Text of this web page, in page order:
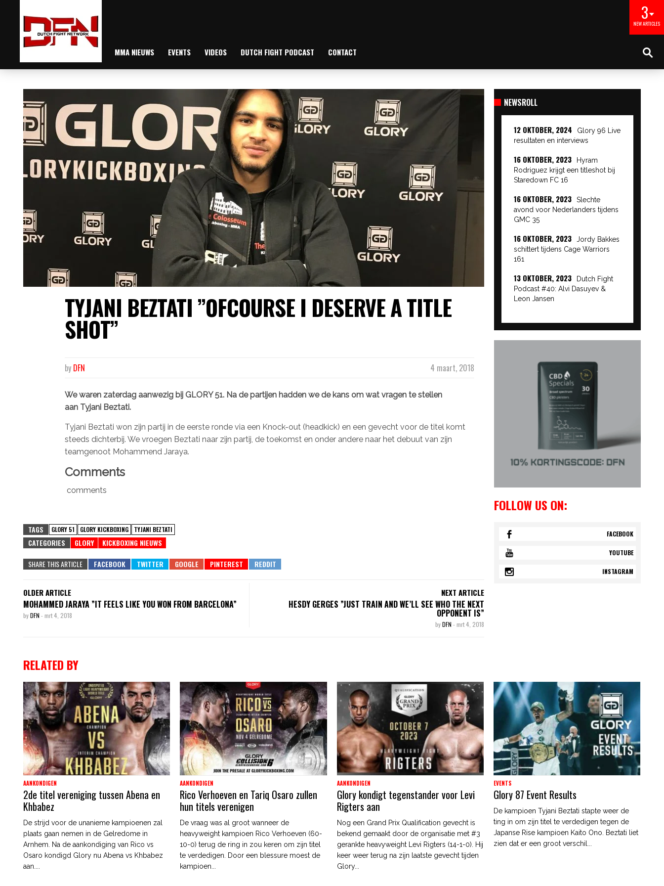
3
NEW ARTICLES
MMA NIEUWS EVENTS VIDEOS DUTCH FIGHT PODCAST CONTACT
TYJANI BEZTATI ”OFCOURSE I DESERVE A TITLE
SHOT”
4 maart, 2018
by DFN
We waren zaterdag aanwezig bij GLORY 51. Na de partijen hadden we de kans om wat vragen te stellen
aan Tyjani Beztati.
Tyjani Beztati won zijn partij in de eerste ronde via een Knock-out (headkick) en een gevecht voor de titel komt
steeds dichterbij. We vroegen Beztati naar zijn partij, de toekomst en onder andere naar het debuut van zijn
teamgenoot Mohammend Jaraya.
Comments
comments
TAGS GLORY 51 GLORY KICKBOXING TYJANI BEZTATI
CATEGORIES GLORY KICKBOXING NIEUWS
SHARE THIS ARTICLE
OLDER ARTICLE
MOHAMMED JARAYA ”IT FEELS LIKE YOU WON FROM BARCELONA”
byDFN - mrt 4, 2018
NEXT ARTICLE
HESDY GERGES ”JUST TRAIN AND WE’LL SEE WHO THE NEXT
OPPONENT IS”
byDFN - mrt 4, 2018
NEWSROLL
12 OKTOBER, 2024
Glory 96 Live
resultaten en interviews
16 OKTOBER, 2023
Hyram
Rodriguez krijgt een titleshot bij
Staredown FC 16
16 OKTOBER, 2023
Slechte
avond voor Nederlanders tijdens
GMC 35
16 OKTOBER, 2023
Jordy Bakkes
schittert tijdens Cage Warriors
161
13 OKTOBER, 2023
Dutch Fight
Podcast #40: Alvi Dasuyev &
Leon Jansen
FOLLOW US ON:
FACEBOOK
YOUTUBE
INSTAGRAM
RELATED BY
AANKONDIGEN
2de titel vereniging tussen Abena en
Khbabez
De strijd voor de unanieme kampioenen zal
plaats gaan nemen in de Gelredome in
Arnhem. Na de aankondiging van Rico vs
Osaro kondigd Glory nu Abena vs Khbabez
aan....
AANKONDIGEN
Rico Verhoeven en Tariq Osaro zullen
hun titels verenigen
De vraag was al groot wanneer de
heavyweight kampioen Rico Verhoeven (60-
10-0) terug de ring in zou keren om zijn titel
te verdedigen. Door een blessure moest de
kampioen...
AANKONDIGEN
Glory kondigt tegenstander voor Levi
Rigters aan
Nog een Grand Prix Qualification gevecht is
bekend gemaakt door de organisatie met #3
gerankte heavyweight Levi Rigters (14-1-0). Hij
keer weer terug na zijn laatste gevecht tijden
Glory...
EVENTS
Glory 87 Event Results
De kampioen Tyjani Beztati stapte weer de
ting in om zijn titel te verdedigen tegen de
Japanse Rise kampioen Kaito Ono. Beztati liet
zien dat er een groot verschil...